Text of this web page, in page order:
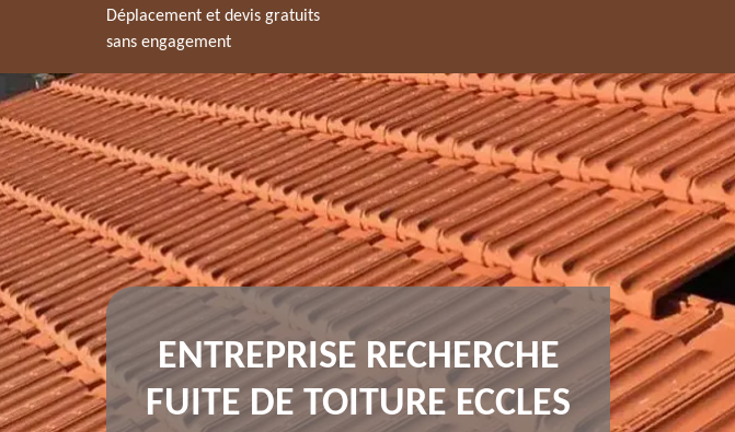
Déplacement et devis gratuits
sans engagement
ENTREPRISE RECHERCHE
FUITE DE TOITURE ECCLES